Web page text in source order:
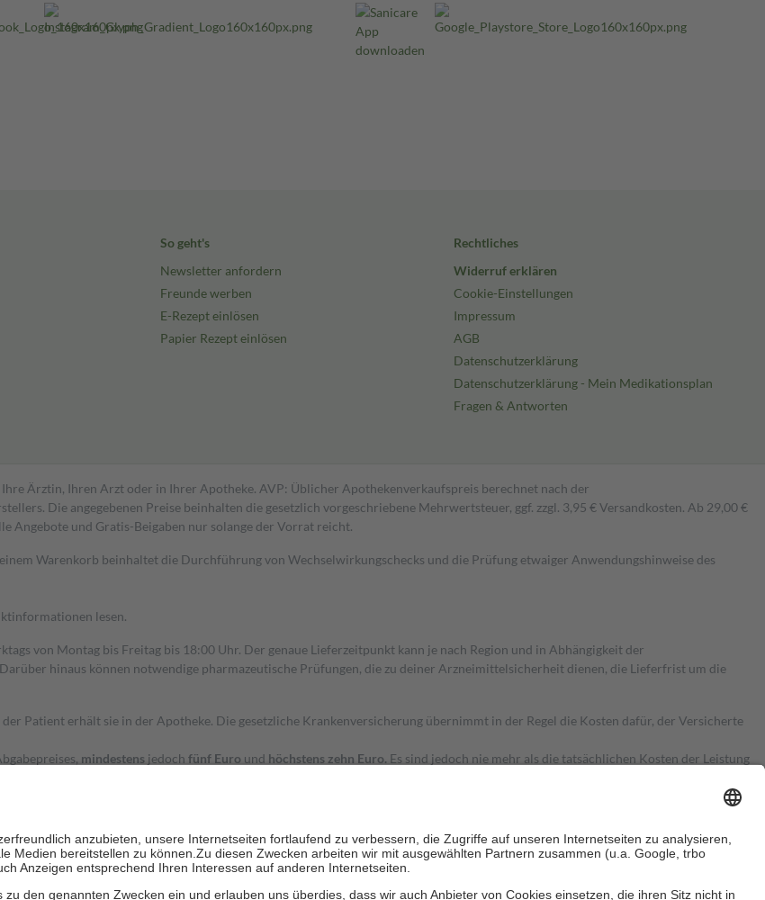
So geht's
Newsletter anfordern
Freunde werben
E-Rezept einlösen
Papier Rezept einlösen
Rechtliches
Widerruf erklären
Cookie-Einstellungen
Impressum
AGB
Datenschutzerklärung
Datenschutzerklärung - Mein Medikationsplan
Fragen & Antworten
Ärztin, Ihren Arzt oder in Ihrer Apotheke. AVP: Üblicher Apothekenverkaufspreis berechnet nach der
Die angegebenen Preise beinhalten die gesetzlich vorgeschriebene Mehrwertsteuer, ggf. zzgl. 3,95 € Versandkosten. Ab 29,00 €
Angebote und Gratis-Beigaben nur solange der Vorrat reicht.
Warenkorb beinhaltet die Durchführung von Wechselwirkungschecks und die Prüfung etwaiger Anwendungshinweise des
lesen.
von Montag bis Freitag bis 18:00 Uhr. Der genaue Lieferzeitpunkt kann je nach Region und in Abhängigkeit der
hinaus können notwendige pharmazeutische Prüfungen, die zu deiner Arzneimittelsicherheit dienen, die Lieferfrist um die
Patient erhält sie in der Apotheke. Die gesetzliche Krankenversicherung übernimmt in der Regel die Kosten dafür, der Versicherte
mindestens jedoch fünf Euro und höchstens zehn Euro. Es sind jedoch nie mehr als die tatsächlichen Kosten der Leistung
die besondere Stellung der Familie zu unterstützen, fallenkeine Zuzahlungen an bei:
der Fahrkosten
werden